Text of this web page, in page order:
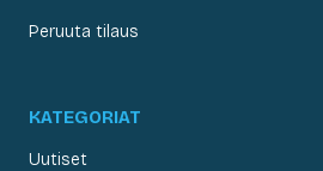
Peruuta tilaus
KATEGORIAT
Uutiset